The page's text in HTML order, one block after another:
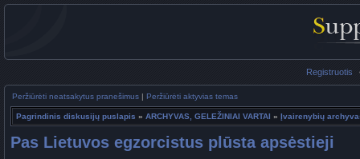
Registruotis
Peržiūrėti neatsakytus pranešimus | Peržiūrėti aktyvias temas
Pagrindinis diskusijų puslapis » ARCHYVAS, GELEŽINIAI VARTAI » Įvairenybių
Pas Lietuvos egzorcistus plūsta apsėstieji